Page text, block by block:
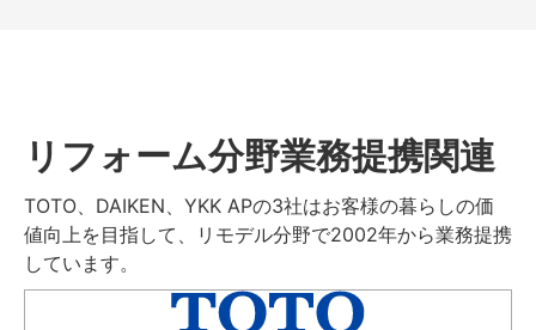
リフォーム分野業務提携関連
TOTO、DAIKEN、YKK APの3社はお客様の暮らしの価
値向上を目指して、リモデル分野で2002年から業務提携
しています。